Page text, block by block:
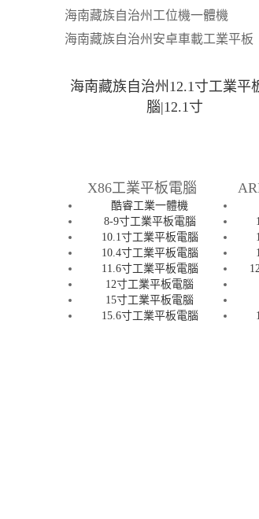
海南藏族自治州工位機一體機
海南藏族自治州安卓車載工業平板
海南藏族自治州12.1寸工業平
腦|12.1寸
X86工業平板電腦
酷睿工業一體機
8-9寸工業平板電腦
10.1寸工業平板電腦
10.4寸工業平板電腦
11.6寸工業平板電腦
12寸工業平板電腦
15寸工業平板電腦
15.6寸工業平板電腦